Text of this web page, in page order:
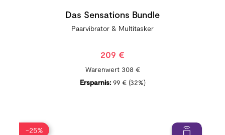
Das Sensations Bundle
Paarvibrator & Multitasker
209 €
Warenwert 308 €
Ersparnis: 99 € (32%)
-25%